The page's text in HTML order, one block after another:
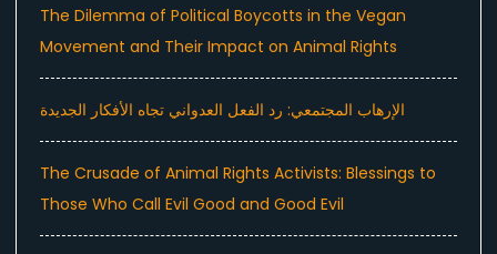
The Dilemma of Political Boycotts in the Vegan
Movement and Their Impact on Animal Rights
الإرهاب المجتمعي: رد الفعل العدواني تجاه الأفكار الجديدة
The Crusade of Animal Rights Activists: Blessings to
Those Who Call Evil Good and Good Evil